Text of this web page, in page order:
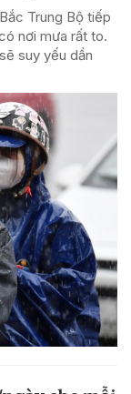
Trung Bộ tiếp
nơi mưa rất to.
suy yếu dần